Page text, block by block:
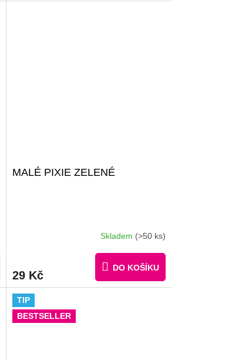
MALÉ PIXIE ZELENÉ
Skladem (>50 ks)
29 Kč
DO KOŠÍKU
TIP
BESTSELLER